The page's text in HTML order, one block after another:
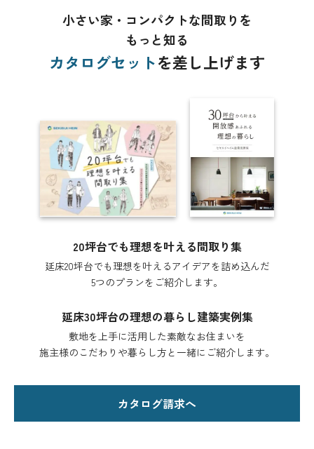
小さい家・コンパクトな間取りを
もっと知る
カタログセットを差し上げます
20坪台でも理想を叶える間取り集
延床20坪台でも理想を叶えるアイデアを詰め込んだ
5つのプランをご紹介します。
延床30坪台の理想の暮らし建築実例集
敷地を上手に活用した素敵なお住まいを
施主様のこだわりや暮らし方と一緒にご紹介します。
カタログ請求へ